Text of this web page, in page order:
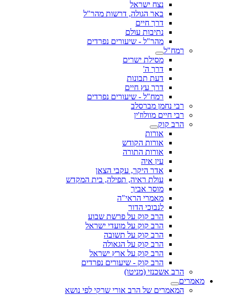
נצח ישראל
באר הגולה, דרשות מהר"ל
דרך חיים
נתיבות עולם
מהר"ל - שיעורים נפרדים
רמח"ל
מסילת ישרים
דרך ה'
דעת תבונות
דרך עץ חיים
רמח"ל - שיעורים נפרדים
רבי נחמן מברסלב
רבי חיים מוולוז'ין
הרב קוק
אורות
אורות הקודש
אורות התורה
עין איה
אדר היקר, עקבי הצאן
עולת ראיה, תפילה, בית המקדש
מוסר אביך
מאמרי הראי"ה
לנבוכי הדור
הרב קוק על פרשת שבוע
הרב קוק על מועדי ישראל
הרב קוק על תשובה
הרב קוק על הגאולה
הרב קוק על ארץ ישראל
הרב קוק - שיעורים נפרדים
הרב אשכנזי (מניטו)
מאמרים
המאמרים של הרב אורי שרקי לפי נושא